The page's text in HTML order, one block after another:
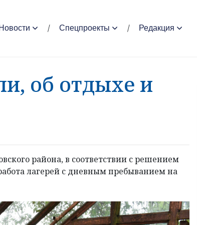
Новости Спецпроекты Редакция
об отдыхе и
района, в соответствии с решением
лагерей с дневным пребыванием на